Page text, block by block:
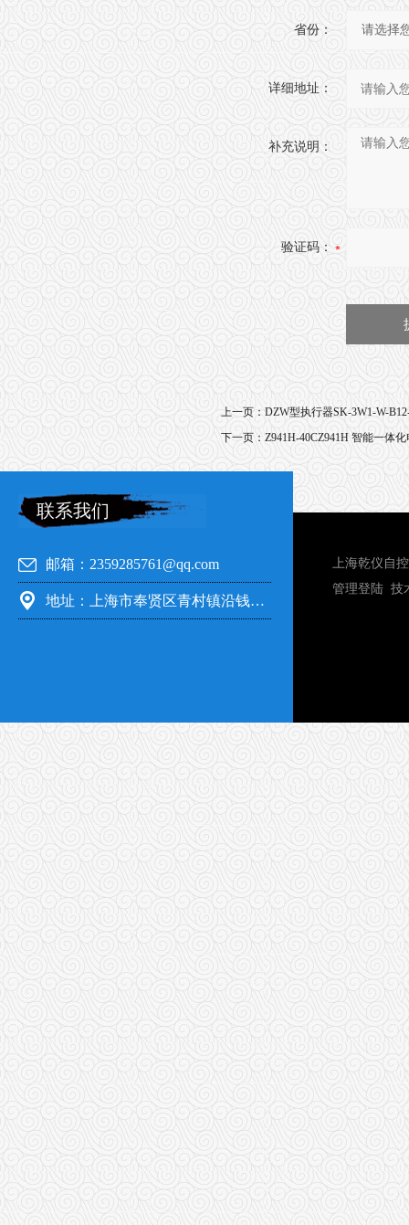
省份：
详细地址：
补充说明：
验证码：
上一页：DZW型执行器SK-3W1-W-
下一页： Z941H-40CZ941H 智能一体
联系我们
邮箱：2359285761@qq.com
地址：上海市奉贤区青村镇沿钱公路351号
上海乾仪自
管理登陆 技